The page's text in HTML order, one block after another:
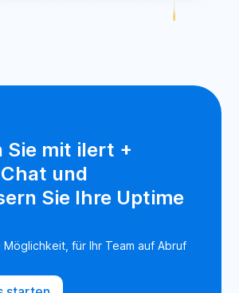
Sie mit ilert +
und
Sie Ihre Uptime
Möglichkeit, für Ihr Team auf Abruf